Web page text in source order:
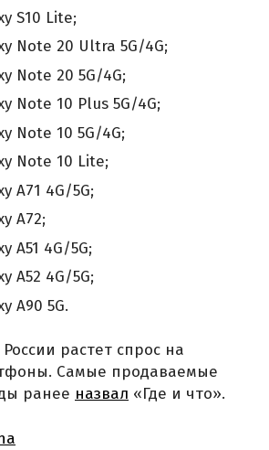
S10 Lite;
Note 20 Ultra 5G/4G;
Note 20 5G/4G;
Note 10 Plus 5G/4G;
Note 10 5G/4G;
Note 10 Lite;
A71 4G/5G;
A72;
A51 4G/5G;
A52 4G/5G;
A90 5G.
растет спрос на
Самые продаваемые
ранее назвал «Где и что».